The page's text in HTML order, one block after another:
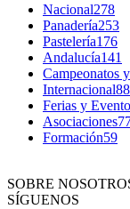
Nacional278
Panadería253
Pastelería176
Andalucía141
Campeonatos
Internacional88
Ferias y
Asociaciones
Formación59
SOBRE
SÍGUENOS